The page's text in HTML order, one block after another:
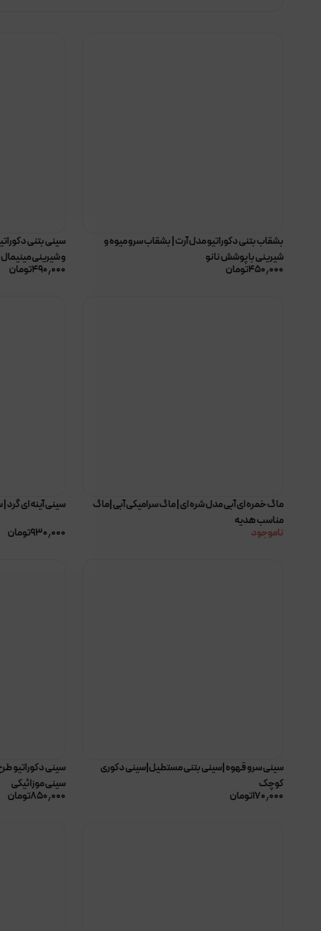
بشقاب بتنی دکوراتیو مدل آرت | بشقاب سرو میوه و
شیرینی با پوشش نانو
۴۵۰٫۰۰۰تومان
سینی بتنی
و شیرینی مینیمال
۴۹۰٫۰۰۰تومان
ماگ خمره ای آبی مدل شره ای | ماگ سرامیکی آبی |ماگ
مناسب هدیه
ناموجود
سینی آینه ای گرد |
۹۳۰٫۰۰۰تومان
سینی سرو قهوه |سینی بتنی مستطیل|سینی دکوری
کوچک
۱۷۰٫۰۰۰تومان
سینی دکوراتیو
سینی موزائیکی
۸۵۰٫۰۰۰تومان